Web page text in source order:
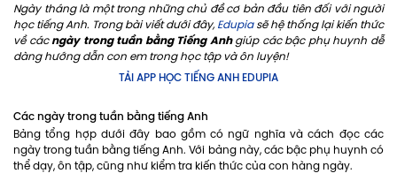
Ngày tháng là một trong những chủ đề cơ bản đầu tiên đối với người
học tiếng Anh. Trong bài viết dưới đây,Edupiasẽ hệ thống lại kiến thức
về cácngày trong tuần bằng Tiếng Anhgiúp các bậc phụ huynh dễ
dàng hướng dẫn con em trong học tập và ôn luyện!
TẢI APP HỌC TIẾNG ANH EDUPIA
Các ngày trong tuần bằng tiếng Anh
Bảng tổng hợp dưới đây bao gồm có ngữ nghĩa và cách đọc các
ngày trong tuần bằng tiếng Anh. Với bảng này, các bậc phụ huynh có
thể dạy, ôn tập, cũng như kiểm tra kiến thức của con hàng ngày.